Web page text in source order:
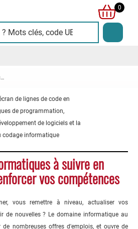
0
à suivre en
vos compétences
vous remettre à niveau, actualiser vos
de nouvelles ? Le domaine informatique au
de nombreuses offres d'emplois, et ouvre de